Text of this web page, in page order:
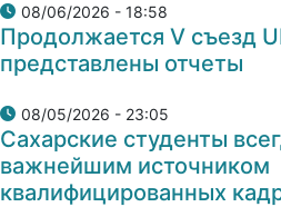
08/06/2026 - 18:58
Продолжается V съезд
представлены отчеты
08/05/2026 - 23:05
Сахарские студенты
важнейшим источником
квалифицированных